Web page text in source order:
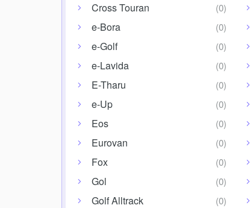
Cross Touran
e-Bora
e-Golf
e-Lavida
E-Tharu
e-Up
Eos
Eurovan
Fox
Gol
Golf Alltrack